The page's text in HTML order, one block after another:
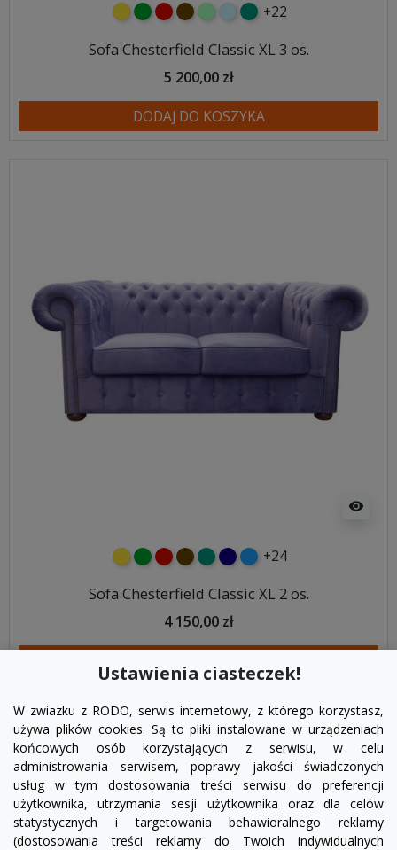
żółtyzielonyczerwony
czekoladowy
miętowybłękitny
turkusowy
+22
Sofa Chesterfield Classic XL 3 os.
5 200,00 zł
DODAJ DO KOSZYKA
visibility
żółtyzielonyczerwony
czekoladowy
turkusowy
granatowy
niebieski
+24
Sofa Chesterfield Classic XL 2 os.
4 150,00 zł
Ustawienia ciasteczek!
W zwiazku z RODO, serwis internetowy, z którego korzystasz,
używa plików cookies. Są to pliki instalowane w urządzeniach
końcowych osób korzystających z serwisu, w celu
administrowania serwisem, poprawy jakości świadczonych
usług w tym dostosowania treści serwisu do preferencji
użytkownika, utrzymania sesji użytkownika oraz dla celów
statystycznych i targetowania behawioralnego reklamy
(dostosowania treści reklamy do Twoich indywidualnych